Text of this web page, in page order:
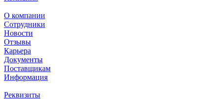
О компании
Сотрудники
Новости
Отзывы
Карьера
Документы
Поставщикам
Информация
Реквизиты